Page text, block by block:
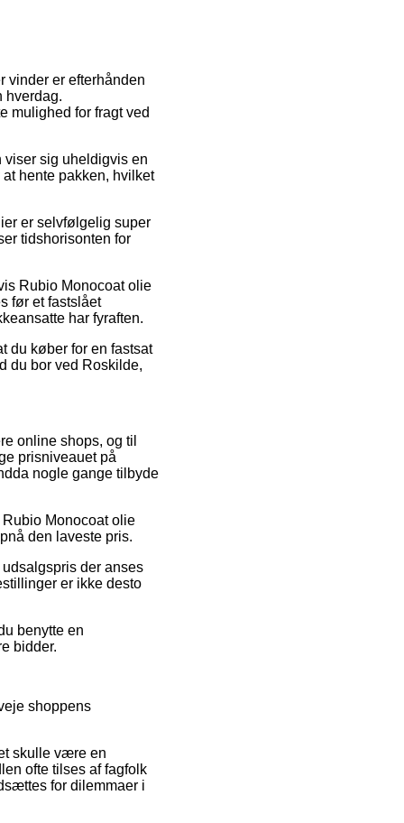
vinder er efterhånden
hverdag.
mulighed for fragt ved
sig uheldigvis en
hente pakken, hvilket
er selvfølgelig super
tidshorisonten for
Rubio Monocoat olie
før et fastslået
har fyraften.
du køber for en fastsat
du bor ved Roskilde,
online shops, og til
prisniveauet på
nogle gange tilbyde
Monocoat olie
den laveste pris.
der anses
er ikke desto
benytte en
bidder.
shoppens
skulle være en
ofte tilses af fagfolk
for dilemmaer i